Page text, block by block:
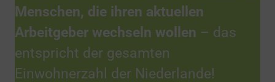
Menschen, die ihren aktuellen
Arbeitgeber wechseln wollen – das
entspricht der gesamten
Einwohnerzahl der Niederlande!